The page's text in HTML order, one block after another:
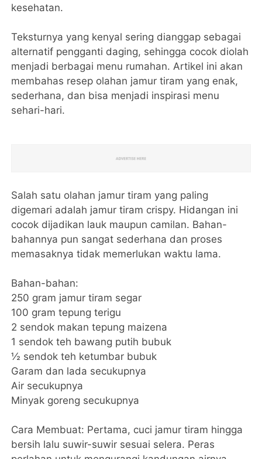
kesehatan.
Teksturnya yang kenyal sering dianggap sebagai
alternatif pengganti daging, sehingga cocok diolah
menjadi berbagai menu rumahan. Artikel ini akan
membahas resep olahan jamur tiram yang enak,
sederhana, dan bisa menjadi inspirasi menu
sehari-hari.
Salah satu olahan jamur tiram yang paling
digemari adalah jamur tiram crispy. Hidangan ini
cocok dijadikan lauk maupun camilan. Bahan-
bahannya pun sangat sederhana dan proses
memasaknya tidak memerlukan waktu lama.
Bahan-bahan:
250 gram jamur tiram segar
100 gram tepung terigu
2 sendok makan tepung maizena
1 sendok teh bawang putih bubuk
½ sendok teh ketumbar bubuk
Garam dan lada secukupnya
Air secukupnya
Minyak goreng secukupnya
Cara Membuat: Pertama, cuci jamur tiram hingga
bersih lalu suwir-suwir sesuai selera. Peras